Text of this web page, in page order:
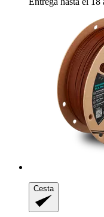
Cesta